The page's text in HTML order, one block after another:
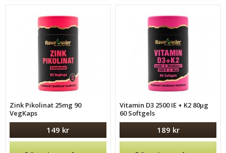
Zink Pikolinat 25mg 90
VegKaps
149 kr
Vitamin D3 2500 IE + K2 80μg
60 Softgels
189 kr